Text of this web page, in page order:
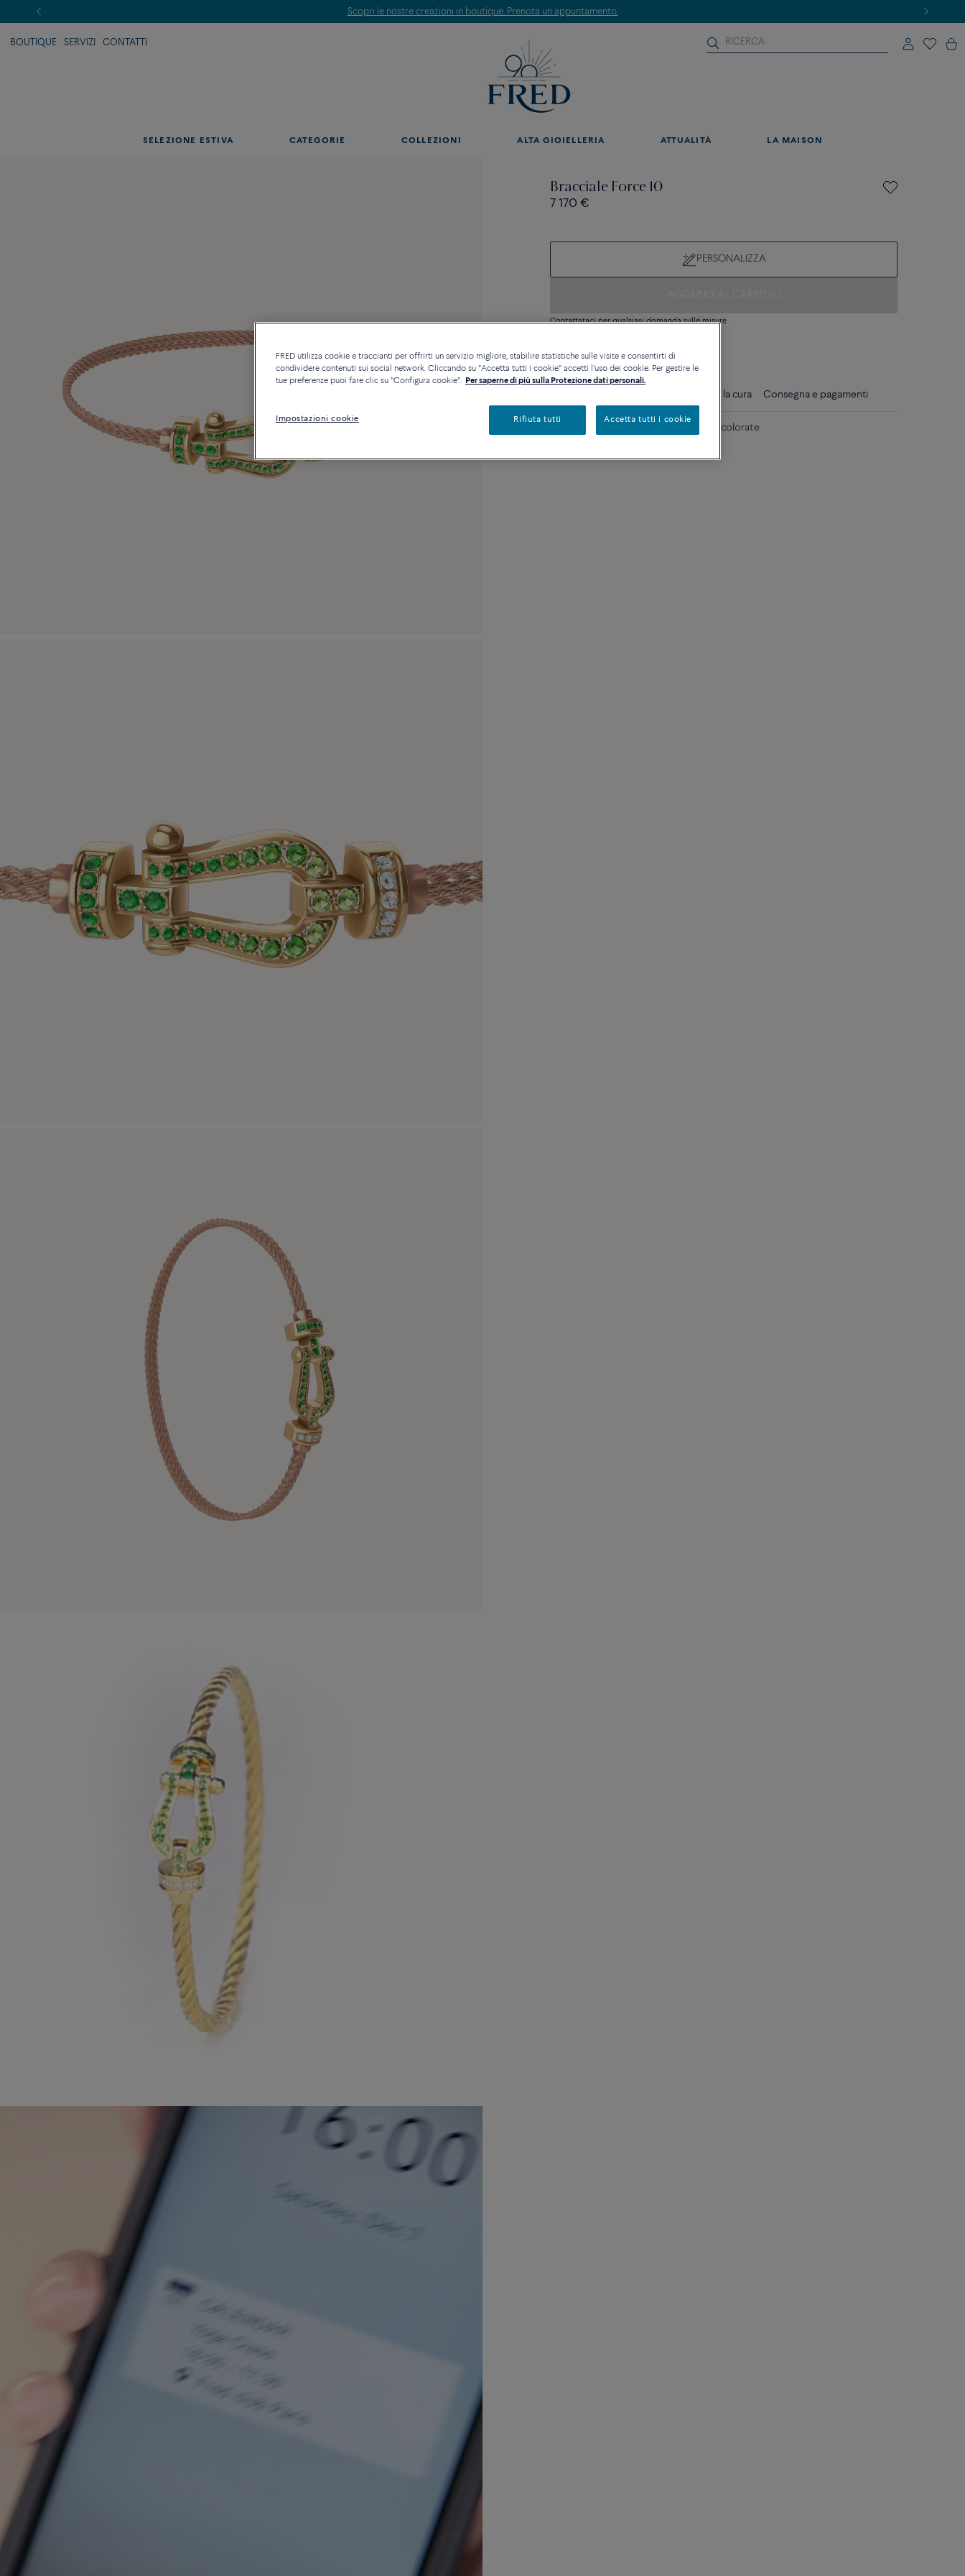
Scopri le nostre creazioni in boutique. Prenota un appuntamento.
BOUTIQUE SERVIZI CONTATTI
SELEZIONE ESTIVA CATEGORIE COLLEZIONI ALTA GIOIELLERIA ATTUALITÀ LA MAISON
Bracciale Force 10
7 170 €
PERSONALIZZA
Contattataci per qualsiasi domanda sulle misure
Consigli per la cura Consegna e pagamenti
Misura media in oro giallo 18k e pietre colorate
FRED utilizza cookie e traccianti per offrirti un servizio migliore, stabilire statistiche sulle visite e consentirti di
condividere contenuti sui social network. Cliccando su "Accetta tutti i cookie" accetti l'uso dei cookie. Per gestire le
tue preferenze puoi fare clic su "Configura cookie". Per saperne di più sulla Protezione dati personali.
Impostazioni cookie Rifiuta tutti Accetta tutti i cookie